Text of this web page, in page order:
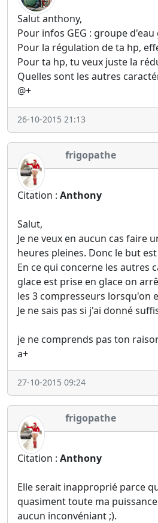
Salut anthony,
Pour infos GEG : groupe d'eau
Pour la régulation de ta hp,
Pour ta hp, tu veux juste la
Quelles sont les autres
@+
26-10-2015 21:13
frigopathe
Citation : Anthony
Salut,
Je ne veux en aucun cas
heures pleines. Donc le but
En ce qui concerne les autres
glace est prise en glace on
les 3 compresseurs lorsqu'on
Je ne sais pas si j'ai donné
je ne comprends pas ton
a+
27-10-2015 09:24
frigopathe
Citation : Anthony
Elle serait inapproprié parce
quasiment toute ma
aucun inconvéniant ;).